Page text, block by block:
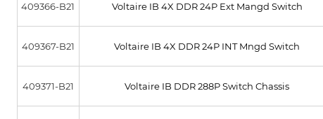
409366-B21 Voltaire IB 4X DDR 24P Ext Mangd Switch
409367-B21 Voltaire IB 4X DDR 24P INT Mngd Switch
409371-B21 Voltaire IB DDR 288P Switch Chassis